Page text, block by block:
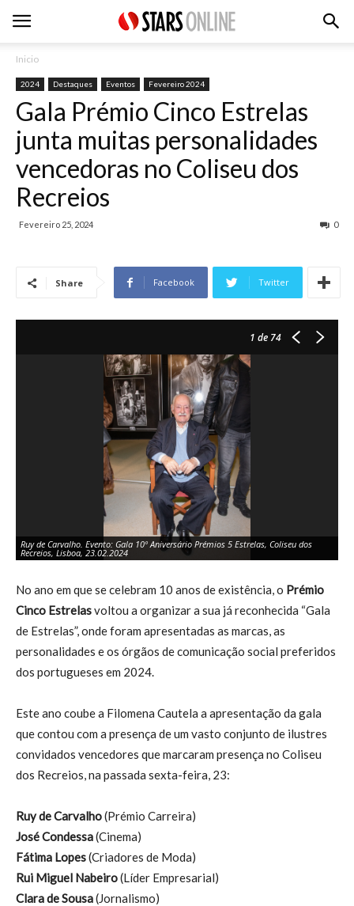
Inicio
2024 Destaques Eventos Fevereiro 2024
Gala Prémio Cinco Estrelas
junta muitas personalidades
vencedoras no Coliseu dos
Recreios
Fevereiro 25, 2024 0
Share Facebook Twitter
1 de 74
Ruy de Carvalho. Evento: Gala 10º Aniversário Prémios 5 Estrelas, Coliseu dos
Recreios, Lisboa, 23.02.2024
No ano em que se celebram 10 anos de existência, o Prémio
Cinco Estrelasvoltou a organizar a sua já reconhecida “Gala
de Estrelas”, onde foram apresentadas as marcas, as
personalidades e os órgãos de comunicação social preferidos
dos portugueses em 2024.
Este ano coube a Filomena Cautela a apresentação da gala
que contou com a presença de um vasto conjunto de ilustres
convidados vencedores que marcaram presença no Coliseu
dos Recreios, na passada sexta-feira, 23:
Ruy de Carvalho(Prémio Carreira)
José Condessa(Cinema)
Fátima Lopes(Criadores de Moda)
Rui Miguel Nabeiro(Líder Empresarial)
Clara de Sousa(Jornalismo)